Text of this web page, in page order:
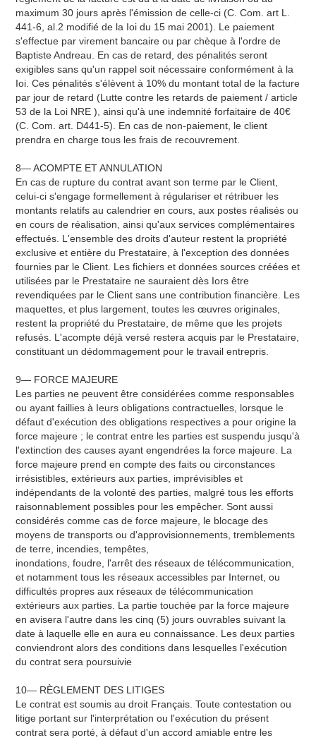
maximum 30 jours après l'émission de celle-ci (C. Com. art L.
441-6, al.2 modifié de la Ioi du 15 mai 2001). Le paiement
s'effectue par virement bancaire ou par chèque à l'ordre de
Baptiste Andreau. En cas de retard, des pénalités seront
exigibles sans qu'un rappel soit nécessaire conformément à la
Ioi. Ces pénalités s'élèvent à 10% du montant total de la facture
par jour de retard (Lutte contre les retards de paiement / article
53 de la Loi NRE ), ainsi qu'à une indemnité forfaitaire de 40€
(C. Com. art. D441-5). En cas de non-paiement, le client
prendra en charge tous les frais de recouvrement.
8— ACOMPTE ET ANNULATION
En cas de rupture du contrat avant son terme par le Client,
celui-ci s'engage formellement à régulariser et rétribuer les
montants relatifs au calendrier en cours, aux postes réalisés ou
en cours de réalisation, ainsi qu'aux services complémentaires
effectués. L'ensemble des droits d'auteur restent la propriété
exclusive et entière du Prestataire, à l'exception des données
fournies par le Client. Les fichiers et données sources créées et
utilisées par le Prestataire ne sauraient dès Iors être
revendiquées par le Client sans une contribution financière. Les
maquettes, et plus largement, toutes les œuvres originales,
restent la propriété du Prestataire, de même que les projets
refusés. L'acompte déjà versé restera acquis par le Prestataire,
constituant un dédommagement pour le travail entrepris.
9— FORCE MAJEURE
Les parties ne peuvent être considérées comme responsables
ou ayant faillies à Ieurs obligations contractuelles, lorsque le
défaut d'exécution des obligations respectives a pour origine la
force majeure ; le contrat entre les parties est suspendu jusqu'à
l'extinction des causes ayant engendrées la force majeure. La
force majeure prend en compte des faits ou circonstances
irrésistibles, extérieurs aux parties, imprévisibles et
indépendants de la volonté des parties, malgré tous les efforts
raisonnablement possibles pour les empêcher. Sont aussi
considérés comme cas de force majeure, le blocage des
moyens de transports ou d'approvisionnements, tremblements
de terre, incendies, tempêtes,
inondations, foudre, l'arrêt des réseaux de télécommunication,
et notamment tous les réseaux accessibles par Internet, ou
difficultés propres aux réseaux de télécommunication
extérieurs aux parties. La partie touchée par la force majeure
en avisera l'autre dans les cinq (5) jours ouvrables suivant la
date à laquelle elle en aura eu connaissance. Les deux parties
conviendront alors des conditions dans lesquelles l'exécution
du contrat sera poursuivie
10— RÈGLEMENT DES LITIGES
Le contrat est soumis au droit Français. Toute contestation ou
litige portant sur l'interprétation ou l'exécution du présent
contrat sera porté, à défaut d'un accord amiable entre les